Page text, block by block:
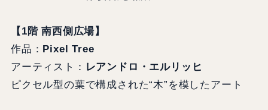
【1階 南西側広場】
作品： Pixel Tree
アーティスト： レアンドロ・エルリッヒ
ピクセル型の葉で構成された“木”を模したアート